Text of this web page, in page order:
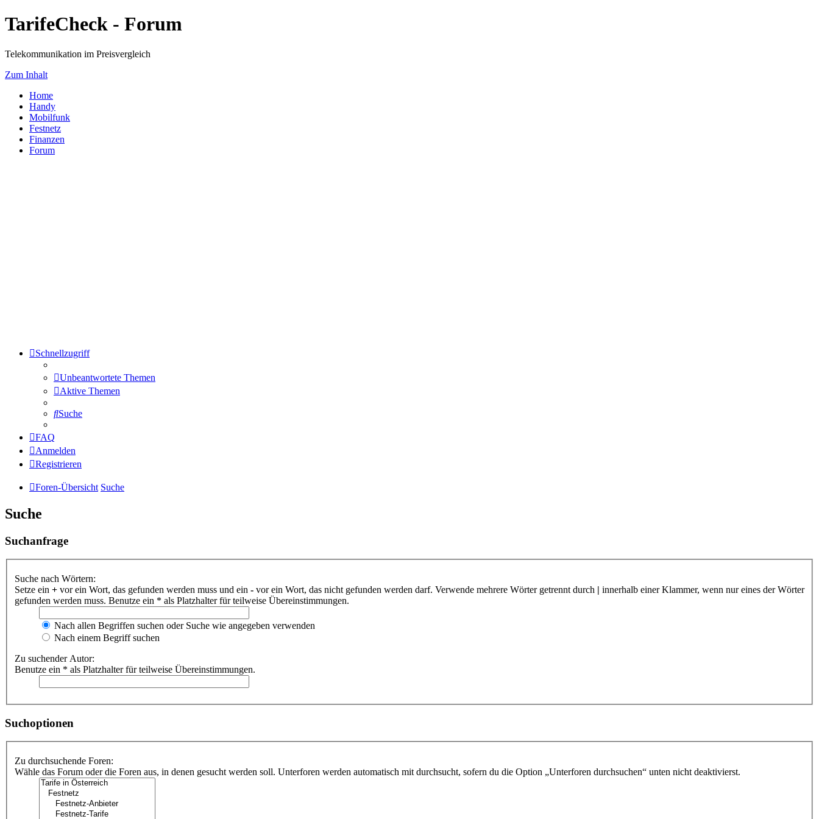
TarifeCheck - Forum
Telekommunikation im Preisvergleich
Zum Inhalt
Home
Handy
Mobilfunk
Festnetz
Finanzen
Forum
Schnellzugriff
Unbeantwortete Themen
Aktive Themen
Suche
FAQ
Anmelden
Registrieren
Foren-Übersicht Suche
Suche
Suchanfrage
Suche nach Wörtern:
Setze ein + vor ein Wort, das gefunden werden muss und ein - vor ein Wort, das nicht gefunden werden darf. Verwende mehrere Wörter getrennt durch | innerhalb einer Klammer, wenn nur eines der Wörter
gefunden werden muss. Benutze ein * als Platzhalter für teilweise Übereinstimmungen.
Nach allen Begriffen suchen oder Suche wie angegeben verwenden
Nach einem Begriff suchen
Zu suchender Autor:
Benutze ein * als Platzhalter für teilweise Übereinstimmungen.
Suchoptionen
Zu durchsuchende Foren:
Wähle das Forum oder die Foren aus, in denen gesucht werden soll. Unterforen werden automatisch mit durchsucht, sofern du die Option „Unterforen durchsuchen“ unten nicht deaktivierst.